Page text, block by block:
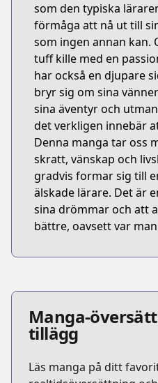
som den typiska
förmåga att nå ut till
som ingen annan kan.
tuff kille med en
har också en djupare
bryr sig om sina
sina äventyr och
det verkligen innebär
Denna manga tar oss
skratt, vänskap och
gradvis formar sig till
älskade lärare. Det är
sina drömmar och att
bättre, oavsett var
Manga-
tillägg
Läs manga på ditt